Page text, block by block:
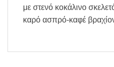
με στενό κοκάλινο
καρό ασπρό-καφέ